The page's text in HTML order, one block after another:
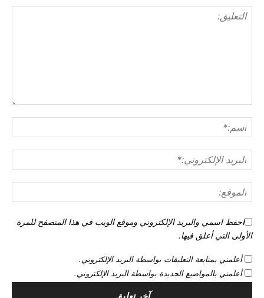
احفظ اسمي والبريد الإلكتروني وموقع الويب في هذا المتصفح للمرة
الأولى التي أعلق فيها.
أعلمني بمتابعة التعليقات بواسطة البريد الإلكتروني.
أعلمني بالمواضيع الجديدة بواسطة البريد الإلكتروني.